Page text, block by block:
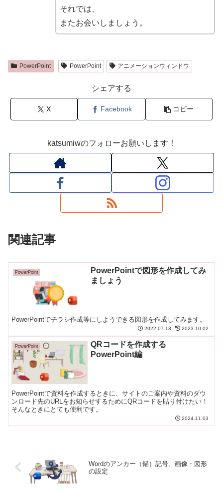
それでは、
またお会いしましょう。
PowerPoint PowerPoint アニメーションウィンドウ
シェアする
X Facebook コピー
katsumiwのフォローお願いします！
関連記事
PowerPoint
PowerPointで図形を作成してみ
ましょう
PowerPointでチラシ作成等にしようできる図形を作成してみます。
2022.07.13 2023.10.02
PowerPoint
QRコードを作成する
PowerPoint編
PowerPointで資料を作成するときに、サイトのご案内や資料のダウ
ンロード先のURLをお知らせするためにQRコードを貼り付けたい！
そんなときにとても便利です。
2024.11.03
Wordのアンカー（錨）記号、画像・図形
の設定